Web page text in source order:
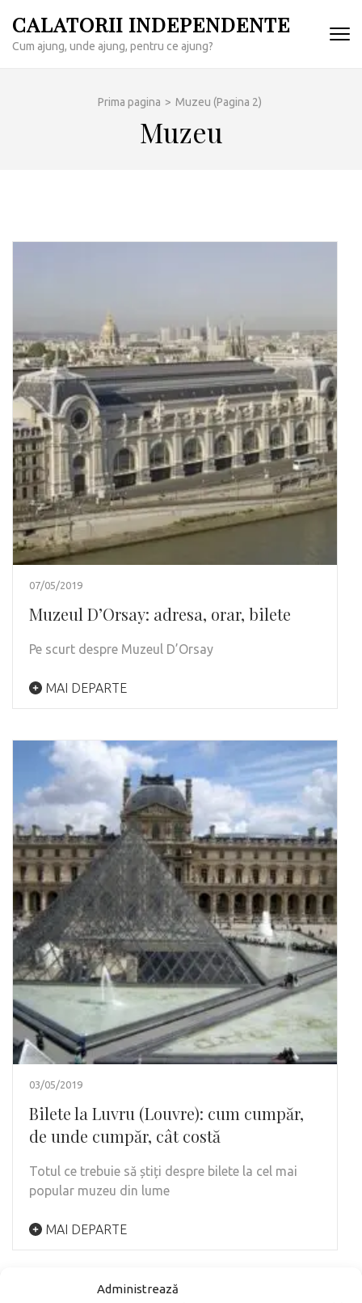
Administrează
conținut
CALATORII INDEPENDENTE
Cum ajung, unde ajung, pentru ce ajung?
Prima pagina > Muzeu (Pagina 2)
Muzeu
07/05/2019
Muzeul D’Orsay: adresa, orar, bilete
Pe scurt despre Muzeul D’Orsay
MAI DEPARTE
03/05/2019
Bilete la Luvru (Louvre): cum cumpăr,
de unde cumpăr, cât costă
Totul ce trebuie să știți despre bilete la cel mai
popular muzeu din lume
MAI DEPARTE